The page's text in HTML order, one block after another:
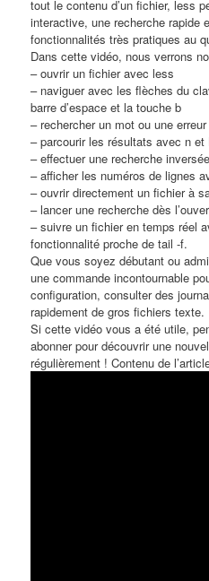
tout le contenu d’un fichier, less
interactive, une recherche rapide
fonctionnalités très pratiques au
Dans cette vidéo, nous verrons
– ouvrir un fichier avec less
– naviguer avec les flèches du
barre d’espace et la touche b
– rechercher un mot ou une
– parcourir les résultats avec n et
– effectuer une recherche
– afficher les numéros de lignes
– ouvrir directement un fichier à
– lancer une recherche dès
– suivre un fichier en temps réel
fonctionnalité proche de tail -f.
Que vous soyez débutant ou
une commande incontournable
configuration, consulter des
rapidement de gros fichiers texte.
Si cette vidéo vous a été utile,
abonner pour découvrir une
régulièrement ! Contenu de